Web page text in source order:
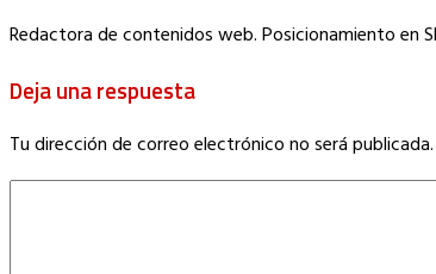
Redactora de contenidos web. Posicionamiento en
Deja una respuesta
Tu dirección de correo electrónico no será publicada.